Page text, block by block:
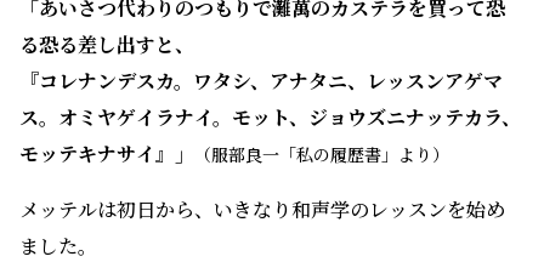
「あいさつ代わりのつもりで灘萬のカステラを買って恐
る恐る差し出すと、
『コレナンデスカ。ワタシ、アナタニ、レッスンアゲマ
ス。オミヤゲイラナイ。モット、ジョウズニナッテカラ、
モッテキナサイ』」
（服部良一「私の履歴書」より）
メッテルは初日から、いきなり和声学のレッスンを始め
ました。